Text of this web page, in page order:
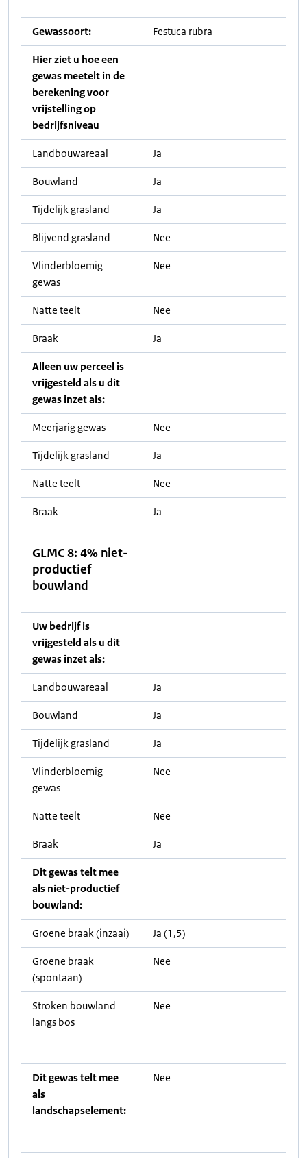
Gewassoort: Festuca rubra
Hier ziet u hoe een
gewas meetelt in de
berekening voor
vrijstelling op
bedrijfsniveau
Landbouwareaal Ja
Bouwland Ja
Tijdelijk grasland Ja
Blijvend grasland Nee
Vlinderbloemig
gewas
Nee
Natte teelt Nee
Braak Ja
Alleen uw perceel is
vrijgesteld als u dit
gewas inzet als:
Meerjarig gewas Nee
Tijdelijk grasland Ja
Natte teelt Nee
Braak Ja
GLMC 8: 4% niet-
productief
bouwland
Uw bedrijf is
vrijgesteld als u dit
gewas inzet als:
Landbouwareaal Ja
Bouwland Ja
Tijdelijk grasland Ja
Vlinderbloemig
gewas
Nee
Natte teelt Nee
Braak Ja
Dit gewas telt mee
als niet-productief
bouwland:
Groene braak (inzaai) Ja (1,5)
Groene braak
(spontaan)
Nee
Stroken bouwland
langs bos
Nee
Dit gewas telt mee
als
landschapselement:
Nee